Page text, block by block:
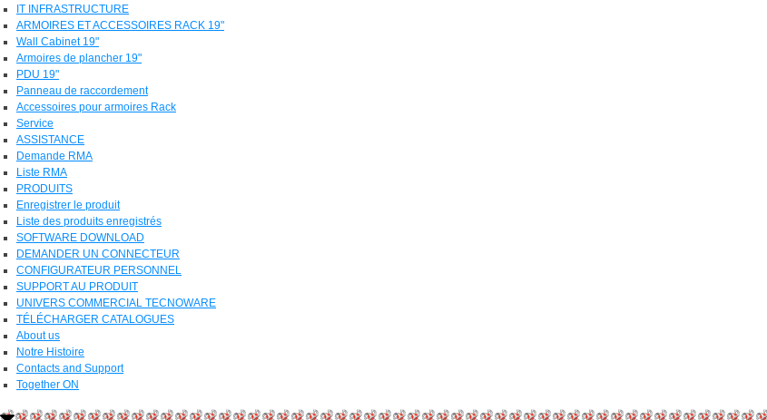
IT INFRASTRUCTURE
ARMOIRES ET ACCESSOIRES RACK 19"
Wall Cabinet 19"
Armoires de plancher 19"
PDU 19"
Panneau de raccordement
Accessoires pour armoires Rack
Service
ASSISTANCE
Demande RMA
Liste RMA
PRODUITS
Enregistrer le produit
Liste des produits enregistrés
SOFTWARE DOWNLOAD
DEMANDER UN CONNECTEUR
CONFIGURATEUR PERSONNEL
SUPPORT AU PRODUIT
UNIVERS COMMERCIAL TECNOWARE
TÉLÉCHARGER CATALOGUES
About us
Notre Histoire
Contacts and Support
Together ON